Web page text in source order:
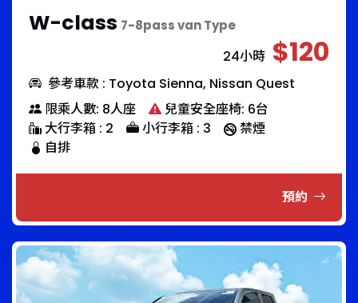
W-class 7-8pass van Type
24小時 $120
參考車款 : Toyota Sienna, Nissan Quest
限乘人數: 8人座
兒童安全座椅: 6台
大行李箱 : 2
小行李箱 : 3
禁煙
自排
預約